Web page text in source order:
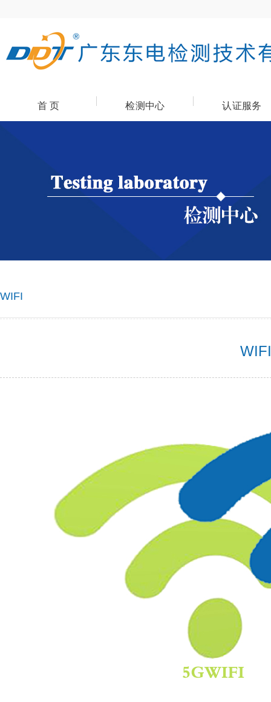
首 页 检测中心 认证服务
WIFI
WIFI